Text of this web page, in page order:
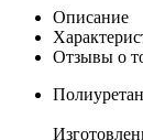
Описание
Отзывы о